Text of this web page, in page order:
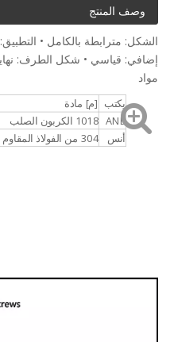
وصف المنتج
الشكل: مترابطة بالكامل •
إضافي: قياسي • شكل الطرف:
مواد
يكتب [م] مادة
ANE 1018 الكربون الصلب
أنس 304 من الفولاذ المقاوم للصدأ